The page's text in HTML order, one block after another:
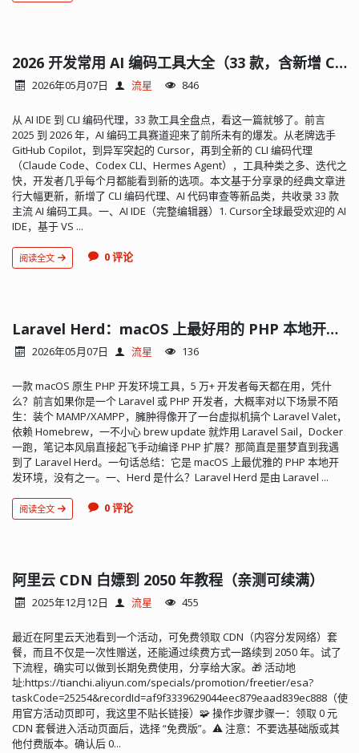
2026 开发常用 AI 编码工具大全（33 款，含新增 CLI 代理）
2026年05月07日 流星 846
从 AI IDE 到 CLI 编码代理，33 款工具全盘点，看这一篇就够了。前言
2025 到 2026 年，AI 编码工具赛道迎来了前所未有的爆发。从老牌选手
GitHub Copilot，到异军突起的 Cursor，再到全新的 CLI 编码代理
（Claude Code、Codex CLI、Hermes Agent），工具种类之多、迭代之
快，开发者几乎每个月都能看到新的选项。本文基于分享录的经典文章进
行大幅更新，新增了 CLI 编码代理、AI 代码审查等新品类，共收录 33 款
主流 AI 编码工具。一、AI IDE（完整编辑器）1. Cursor全球最受欢迎的 AI
IDE，基于 VS ...
阅读全文 0 评论
Laravel Herd：macOS 上最好用的 PHP 本地开发环境，没有之一
2026年05月07日 流星 136
一款 macOS 原生 PHP 开发环境工具，5 万+ 开发者每天都在用，凭什
么？前言如果你是一个 Laravel 或 PHP 开发者，大概率对以下场景不陌
生：装个 MAMP/XAMPP，臃肿得像开了一台虚拟机搞个 Laravel Valet，
依赖 Homebrew，一不小心 brew update 就炸用 Laravel Sail，Docker
一跑，笔记本风扇直接起飞手动编译 PHP 扩展？那简直是噩梦直到我遇
到了 Laravel Herd。一句话总结：它是 macOS 上最优雅的 PHP 本地开
发环境，没有之一。一、Herd 是什么？Laravel Herd 是由 Laravel ...
阅读全文 0 评论
阿里云 CDN 白嫖到 2050 年教程（亲测可续满）
2025年12月12日 流星 455
最近在阿里云天池看到一个活动，可免费领取 CDN（内容分发网络）套
餐，而且不仅是一次性赠送，还能通过续费方式一路续到 2050 年。试了
下流程，确实可以做到长期免费使用，分享给大家。🎁 活动地
址:https://tianchi.aliyun.com/specials/promotion/freetier/esa?
taskCode=25254&recordId=af9f3339629044eec879eaad839ec888（使
用官方活动页即可，我这里不贴长链接）🧩 操作步骤步骤一：领取 0 元
CDN 套餐进入活动页面后，选择 “免费版”。⚠ 注意：不要选基础版或其
他付费版本。确认后 0...